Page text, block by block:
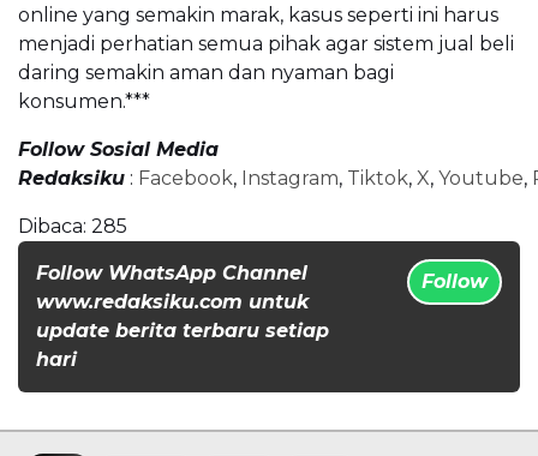
online yang semakin marak, kasus seperti ini harus
menjadi perhatian semua pihak agar sistem jual beli
daring semakin aman dan nyaman bagi
konsumen.***
Follow Sosial Media
Redaksiku : Facebook, Instagram, Tiktok, X, Youtube,
Dibaca: 285
Follow WhatsApp Channel
www.redaksiku.com untuk
update berita terbaru setiap
hari
Follow